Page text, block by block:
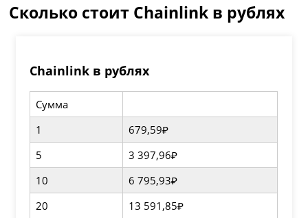
Сколько стоит Chainlink в рублях
Chainlink в рублях
Сумма
1
679,59₽
5
3 397,96₽
10
6 795,93₽
20
13 591,85₽